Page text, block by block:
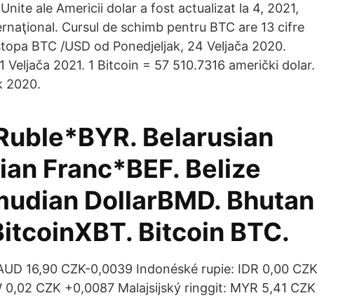
ale Americii dolar a fost actualizat la 4, 2021,
Cursul de schimb pentru BTC are 13 cifre
BTC /USD od Ponedjeljak, 24 Veljača 2020.
2021. 1 Bitcoin = 57 510.7316 američki dolar.
2020.
Belarusian
Franc*BEF. Belize
DollarBMD. Bhutan
Bitcoin BTC.
16,90 CZK-0,0039 Indonéské rupie: IDR 0,00 CZK
CZK +0,0087 Malajsijský ringgit: MYR 5,41 CZK